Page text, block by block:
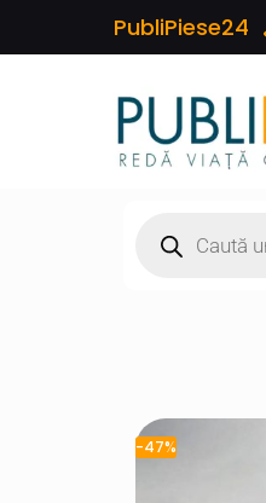
PubliPiese24
-47%